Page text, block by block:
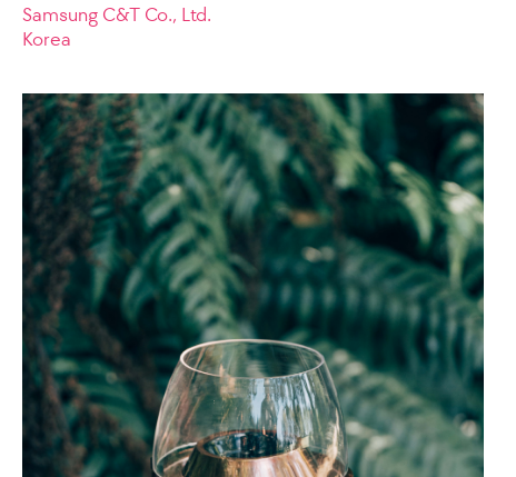
Samsung C&T Co., Ltd.
Korea